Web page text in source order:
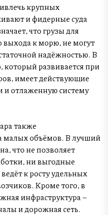
крупных
и фидерные суда
что грузы для
к морю, не могут
надёжностью. В
который развивается при
имеет действующие
и отлаженную систему
также
малых объёмов. В лучший
что не позволяет
ни выгодные
к росту удельных
Кроме того, в
инфраструктура –
и дорожная сеть.